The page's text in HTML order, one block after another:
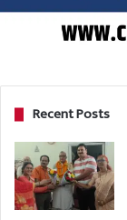
Recent Posts